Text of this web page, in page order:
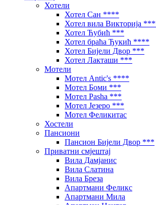
Хотели
Хотел Сан ****
Хотел вила Викторија
Хотел Ћубић ***
Хотел браћа Ђукић ****
Хотел Бијели Двор ***
Хотел Лакташи ***
Мотели
Мотел Antic's ****
Мотел Боми ***
Мотел Pasha ***
Мотел Језеро ***
Мотел Феликитас
Хостели
Пансиони
Пансион Бијели Двор ***
Приватни смјештај
Вила Дамјанис
Вила Слатина
Вила Бреза
Апартмани Феликс
Апартмани Мила